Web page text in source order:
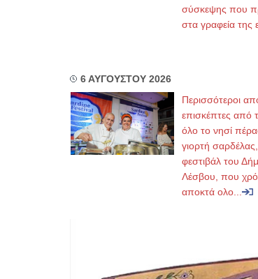
σύσκεψης που
στα γραφεία της
6 ΑΥΓΟΥΣΤΟΥ 2026
Περισσότεροι
επισκέπτες από
όλο το νησί
γιορτή
φεστιβάλ του
Λέσβου, που
αποκτά ολο...